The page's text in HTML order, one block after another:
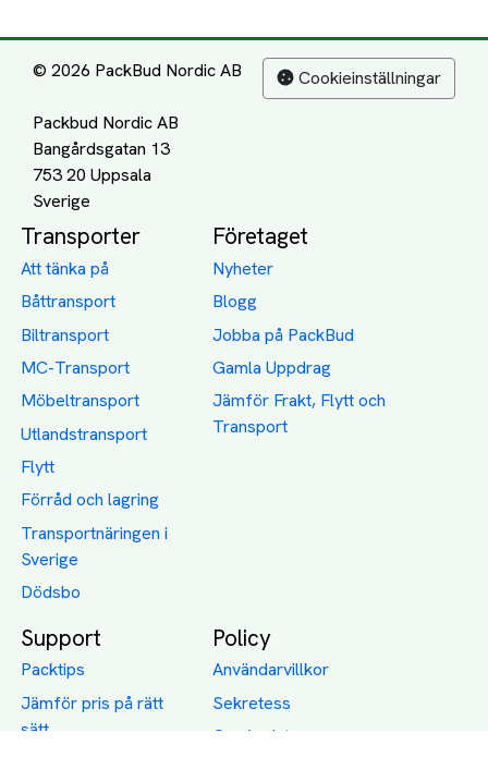
© 2026 PackBud Nordic AB
Packbud Nordic AB
Bangårdsgatan 13
753 20 Uppsala
Cookieinställningar
Transporter
Att tänka på
Båttransport
Biltransport
MC-Transport
Möbeltransport
Utlandstransport
Flytt
Förråd och lagring
Transportnäringen i
Sverige
Dödsbo
Företaget
Nyheter
Blogg
Jobba på PackBud
Gamla Uppdrag
Jämför Frakt, Flytt och
Transport
Support
Packtips
Jämför pris på rätt
sätt
Policy
Användarvillkor
Sekretess
Om Assist